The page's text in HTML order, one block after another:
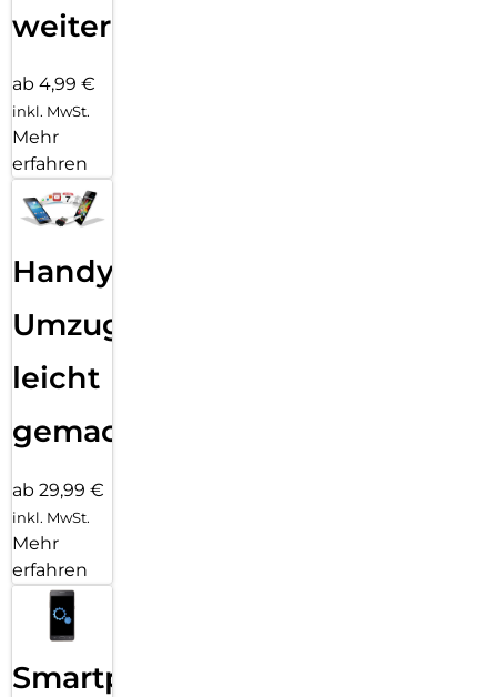
weiter
ab 4,99 €
inkl. MwSt.
Mehr
erfahren
Handy
Umzug
leicht
gemacht!
ab 29,99 €
inkl. MwSt.
Mehr
erfahren
Smartphone